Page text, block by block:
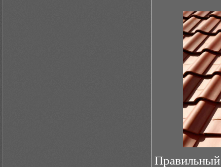
Правильный